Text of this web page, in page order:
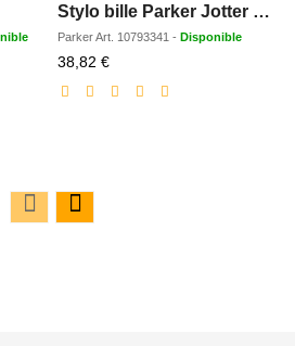
Stylo bille Parker Jotter SE Global Icons (encre bleue)
ParkerArt. 10793341 - Disponible
38,82 €Prix
réduit